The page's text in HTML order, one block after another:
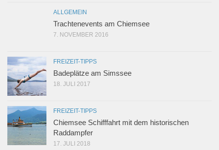
ALLGEMEIN
Trachtenevents am Chiemsee
7. NOVEMBER 2016
FREIZEIT-TIPPS
Badeplätze am Simssee
18. JULI 2017
FREIZEIT-TIPPS
Chiemsee Schifffahrt mit dem historischen
Raddampfer
17. JULI 2018